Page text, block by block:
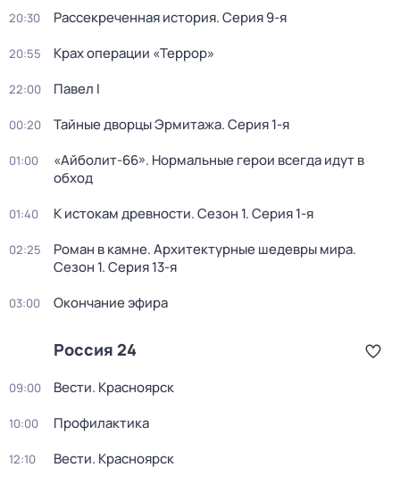
20:30 Рассекреченная история. Серия 9-я
20:55 Крах операции «Террор»
22:00 Павел I
00:20 Тайные дворцы Эрмитажа. Серия 1-я
01:00
«Айболит-66». Нормальные герои всегда идут в
обход
01:40 К истокам древности. Сезон 1. Серия 1-я
02:25 Роман в камне. Архитектурные шедевры мира.
Сезон 1. Серия 13-я
03:00 Окончание эфира
Россия 24
09:00 Вести. Красноярск
10:00 Профилактика
12:10 Вести. Красноярск